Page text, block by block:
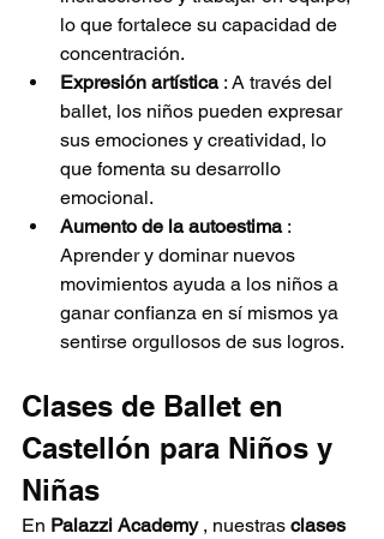
lo que fortalece su capacidad de
concentración.
Expresión artística : A través del
ballet, los niños pueden expresar
sus emociones y creatividad, lo
que fomenta su desarrollo
emocional.
Aumento de la autoestima :
Aprender y dominar nuevos
movimientos ayuda a los niños a
ganar confianza en sí mismos ya
sentirse orgullosos de sus logros.
Clases de Ballet en
Castellón para Niños y
Niñas
En Palazzi Academy , nuestras clases